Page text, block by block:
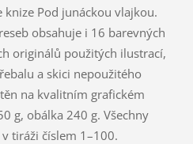
knize Pod junáckou vlajkou.
obsahuje i 16 barevných
originálů použitých ilustrací,
a skici nepoužitého
na kvalitním grafickém
g, obálka 240 g. Všechny
tiráži číslem 1–100.